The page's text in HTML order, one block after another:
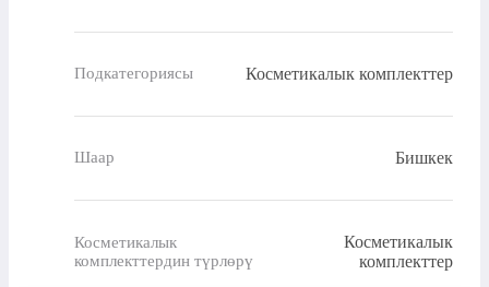
Подкатегориясы Косметикалык комплекттер
Шаар Бишкек
Косметикалык
комплекттердин түрлөрү
Косметикалык
комплекттер